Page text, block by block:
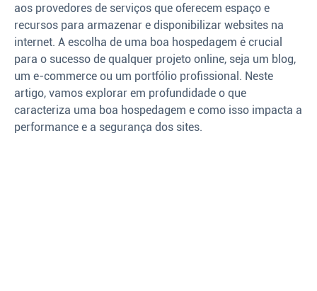
aos provedores de serviços que oferecem espaço e
recursos para armazenar e disponibilizar websites na
internet. A escolha de uma boa hospedagem é crucial
para o sucesso de qualquer projeto online, seja um blog,
um e-commerce ou um portfólio profissional. Neste
artigo, vamos explorar em profundidade o que
caracteriza uma boa hospedagem e como isso impacta a
performance e a segurança dos sites.